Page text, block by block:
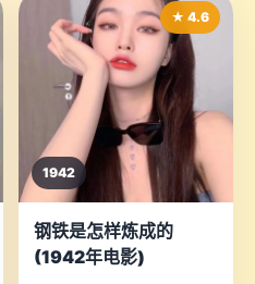
★ 4.6
1942
钢铁是怎样炼成的
(1942年电影)